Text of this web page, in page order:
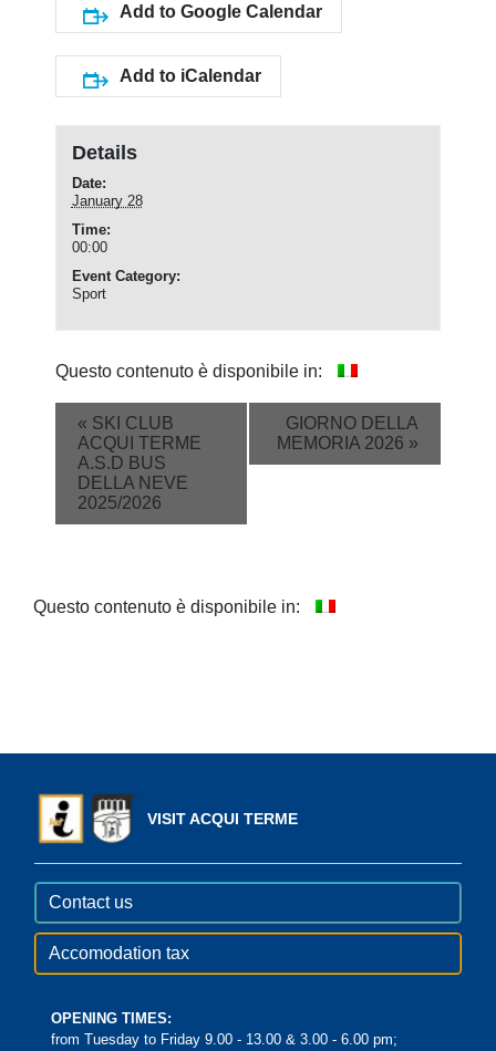
Add to Google Calendar
Add to iCalendar
Details
Date:
January 28
Time:
00:00
Event Category:
Sport
Questo contenuto è disponibile in:
Event
Navigation
« SKI CLUB
ACQUI TERME
A.S.D BUS
DELLA NEVE
2025/2026
GIORNO DELLA
MEMORIA 2026 »
Questo contenuto è disponibile in:
VISIT ACQUI TERME
Contact us
Accomodation tax
OPENING TIMES:
from Tuesday to Friday 9.00 - 13.00 & 3.00 - 6.00 pm;